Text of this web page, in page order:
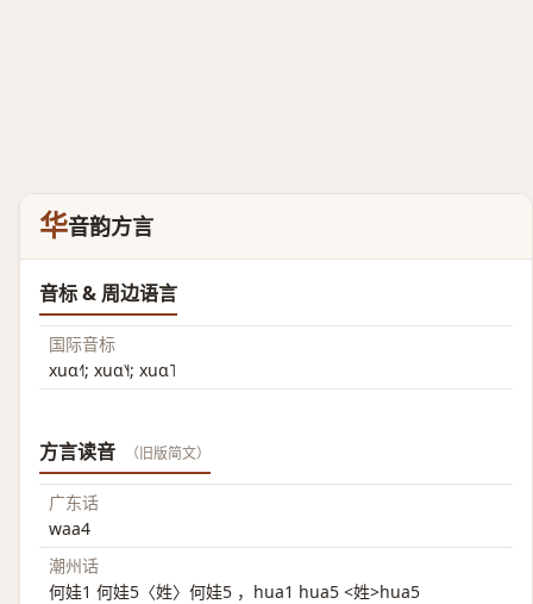
华音韵方言
音标 & 周边语言
国际音标
xuɑ˧˥; xuɑ˥˧; xuɑ˥
方言读音 （旧版简文）
广东话
waa4
潮州话
何娃1 何娃5〈姓〉何娃5 ，hua1 hua5 <姓>hua5